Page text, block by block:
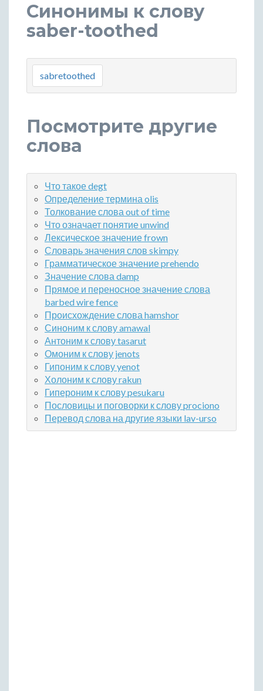
Синонимы к слову
saber-toothed
sabretoothed
Посмотрите другие
слова
Что такое degt
Определение термина olis
Толкование слова out of time
Что означает понятие unwind
Лексическое значение frown
Словарь значения слов skimpy
Грамматическое значение prehendo
Значение слова damp
Прямое и переносное значение слова
barbed wire fence
Происхождение слова hamshor
Синоним к слову amawal
Антоним к слову tasarut
Омоним к слову jenots
Гипоним к слову yenot
Холоним к слову rakun
Гипероним к слову pesukaru
Пословицы и поговорки к слову prociono
Перевод слова на другие языки lav-urso